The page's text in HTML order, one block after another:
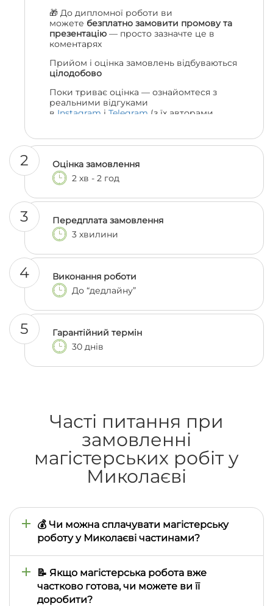
🎁 До дипломної роботи ви
можете безплатно замовити промову та
презентацію — просто зазначте це в
коментарях
Прийом і оцінка замовлень відбуваються
цілодобово
Поки триває оцінка — ознайомтеся з
реальними відгуками
в Instagram і Telegram (з їх авторами
2
Оцінка замовлення
2 хв - 2 год
3
Передплата замовлення
3 хвилини
4
Виконання роботи
До “дедлайну”
5
Гарантійний термін
30 днів
Часті питання при
замовленні
магістерських робіт у
Миколаєві
💰 Чи можна сплачувати магістерську
роботу у Миколаєві частинами?
створюється по главах, і студент у Миколаєві
може оплачувати кожен розділ після
ознайомлення з ним.
📝 Якщо магістерська робота вже
частково готова, чи можете ви її
доробити?